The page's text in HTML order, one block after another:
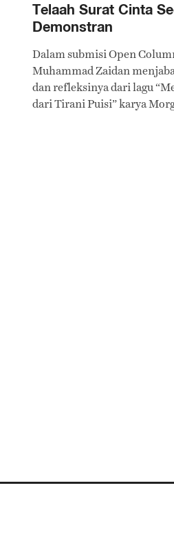
Telaah Surat Cinta
Demonstran
Dalam submisi Open
Muhammad Zaidan
dan refleksinya dari lagu
dari Tirani Puisi” karya